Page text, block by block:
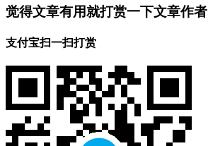
觉得文章有用就打赏一下文章作者
支付宝扫一扫打赏